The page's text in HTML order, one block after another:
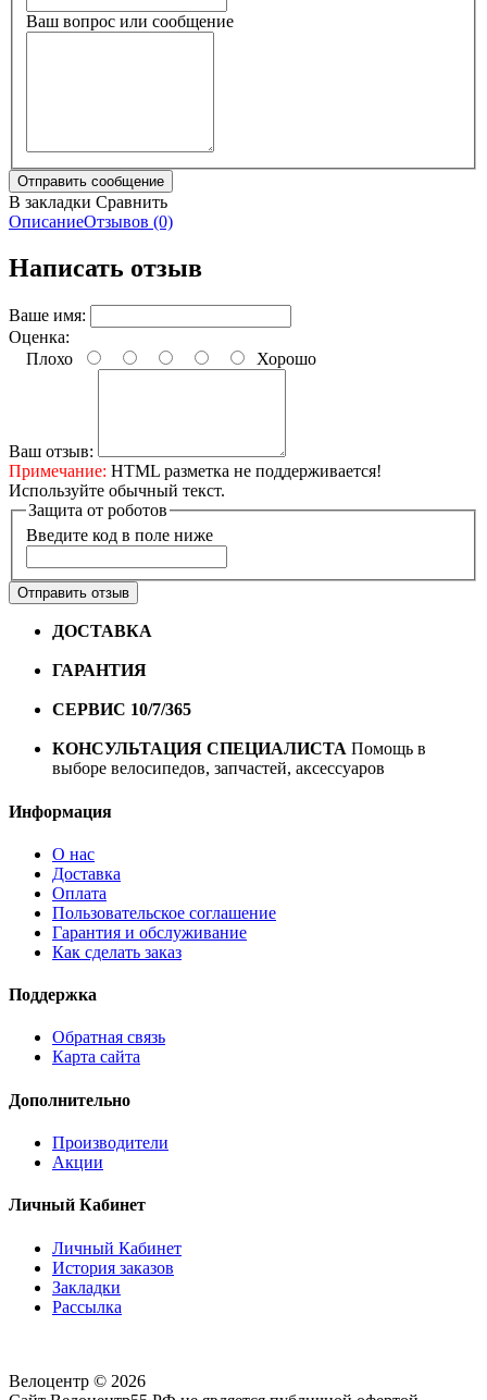
Ваш вопрос или сообщение
В закладки Сравнить
ОписаниеОтзывов (0)
Написать отзыв
Ваше имя:
Оценка:
Плохо
Хорошо
Ваш отзыв:
Примечание: HTML разметка не поддерживается!
Используйте обычный текст.
Защита от роботов
Введите код в поле ниже
Отправить отзыв
ДОСТАВКА
ГАРАНТИЯ
СЕРВИС 10/7/365
КОНСУЛЬТАЦИЯ СПЕЦИАЛИСТА Помощь в
выборе велосипедов, запчастей, аксессуаров
Информация
О нас
Доставка
Оплата
Пользовательское соглашение
Гарантия и обслуживание
Как сделать заказ
Поддержка
Обратная связь
Карта сайта
Дополнительно
Производители
Акции
Личный Кабинет
Личный Кабинет
История заказов
Закладки
Рассылка
Велоцентр © 2026